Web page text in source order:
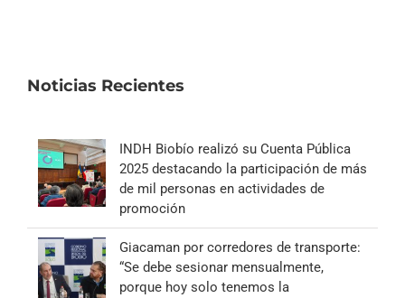
Noticias Recientes
INDH Biobío realizó su Cuenta Pública
2025 destacando la participación de más
de mil personas en actividades de
promoción
Giacaman por corredores de transporte:
“Se debe sesionar mensualmente,
porque hoy solo tenemos la